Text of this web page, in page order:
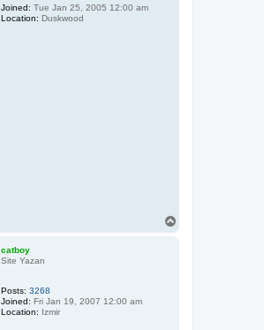
Joined: Tue Jan 25, 2005 12:00 am
Location: Duskwood
catboy
Site Yazarı
Posts: 3268
Joined: Fri Jan 19, 2007 12:00 am
Location: Izmir